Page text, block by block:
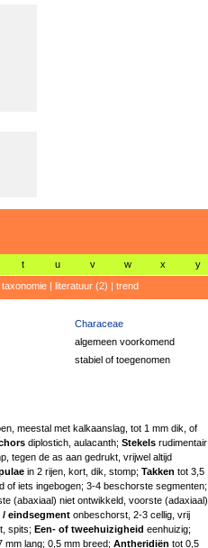
t u v w x y
taxonomie| literatuur (2) | trend
Characeae
algemeen voorkomend
stabiel of toegenomen
meestal met kalkaanslag, tot 1 mm dik, of
diplostich, aulacanth; Stekels rudimentair
tegen de as aan gedrukt, vrijwel altijd
in 2 rijen, kort, dik, stomp; Takken tot 3,5
of iets ingebogen; 3-4 beschorste segmenten;
(abaxiaal) niet ontwikkeld, voorste (adaxiaal)
/ eindsegment onbeschorst, 2-3 cellig, vrij
spits; Een- of tweehuizigheid eenhuizig;
mm lang; 0,5 mm breed; Antheridiën tot 0,5